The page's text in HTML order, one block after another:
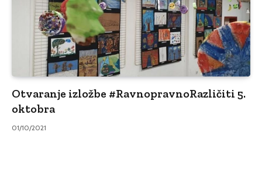
Otvaranje izložbe #RavnopravnoRazličiti 5.
oktobra
01/10/2021